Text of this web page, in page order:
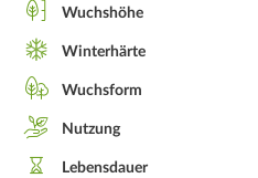
Wuchshöhe
Winterhärte
Wuchsform
Nutzung
Lebensdauer